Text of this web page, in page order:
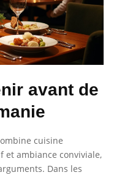
avant de
cuisine
et ambiance conviviale,
Dans les